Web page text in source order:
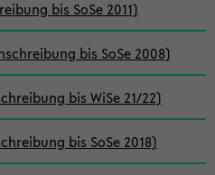
bis SoSe 2011)
bis SoSe 2008)
bis WiSe 21/22)
bis SoSe 2018)